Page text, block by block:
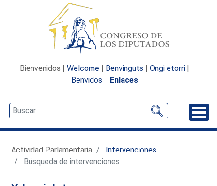
Bienvenidos | Welcome | Benvinguts | Ongi etorri |
Benvidos
Enlaces
Actividad Parlamentaria
Intervenciones
Búsqueda de intervenciones